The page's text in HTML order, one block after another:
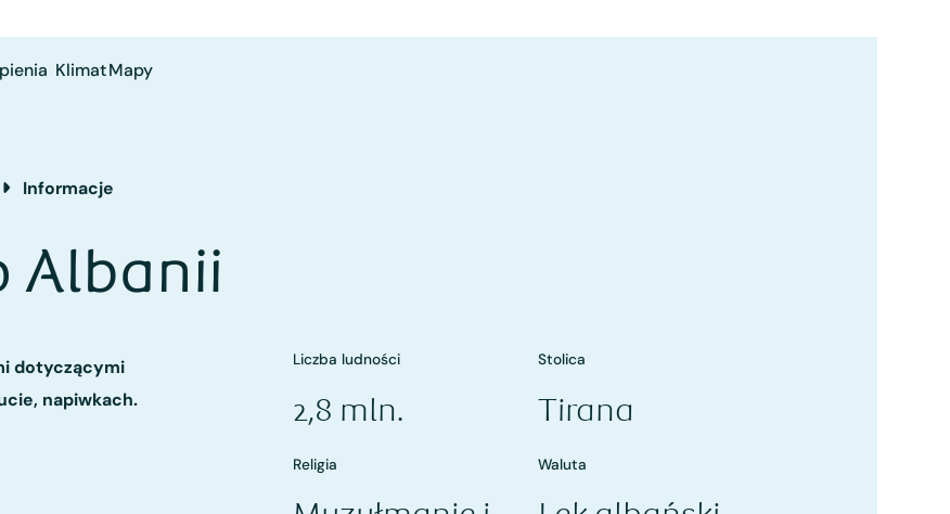
KlimatMapy
Informacje
Albanii
dotyczącymi
napiwkach.
Liczba ludności
2,8 mln.
Stolica
Tirana
Religia Waluta